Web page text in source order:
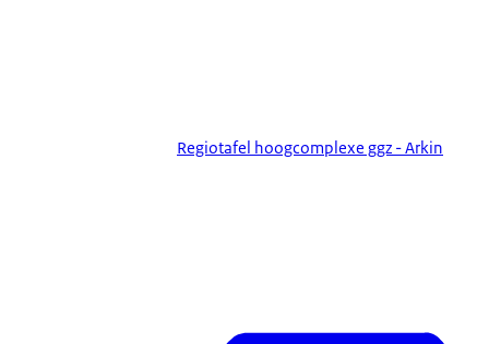
Regiotafel hoogcomplexe ggz - Arkin